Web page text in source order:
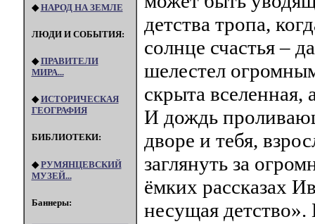
◆НАРОД НА ЗЕМЛЕ
ЛЮДИ И СОБЫТИЯ:
◆ПРАВИТЕЛИ
МИРА...
◆ИСТОРИЧЕСКАЯ
ГЕОГРАФИЯ
БИБЛИОТЕКИ:
◆РУМЯНЦЕВСКИЙ
МУЗЕЙ...
Баннеры:
детства тропа,
солнце счастья –
шелестел
скрыта вселенная,
И дождь
дворе и тебя,
заглянуть за
ёмких рассказах
несущая